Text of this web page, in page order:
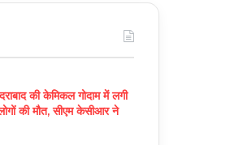
की केमिकल गोदाम में लगी
की मौत, सीएम केसीआर ने